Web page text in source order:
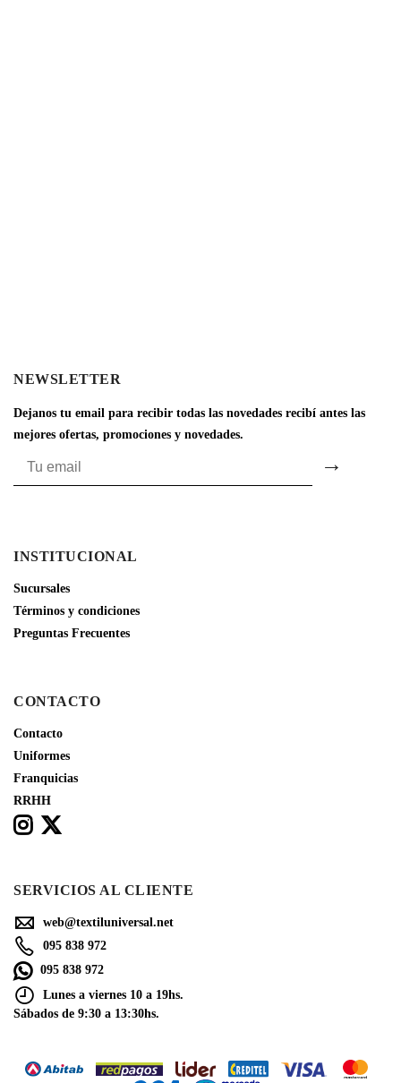
NEWSLETTER
Dejanos tu email para recibir todas las novedades recibí antes las
mejores ofertas, promociones y novedades.
INSTITUCIONAL
Sucursales
Términos y condiciones
Preguntas Frecuentes
CONTACTO
Contacto
Uniformes
Franquicias
RRHH
SERVICIOS AL CLIENTE
web@textiluniversal.net
095 838 972
095 838 972
Lunes a viernes 10 a 19hs.
Sábados de 9:30 a 13:30hs.